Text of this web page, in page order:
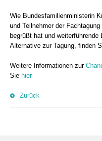
Wie Bundesfamilienministerin
und Teilnehmer der
begrüßt hat und
Alternative zur Tagung, finden
Weitere Informationen zur
Sie hier
Zurück